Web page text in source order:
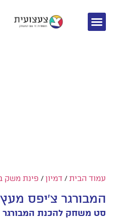
עמוד הבית/ דמיון/ פינת משק
המבורגר צ'יפס מעץ
סט משחק להכנת המבורגר